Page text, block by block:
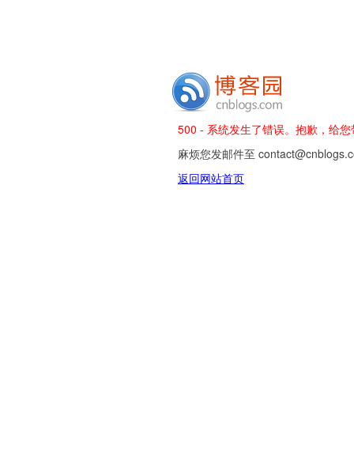
500 - 系统发生了错误。抱歉，给
麻烦您发邮件至
返回网站首页